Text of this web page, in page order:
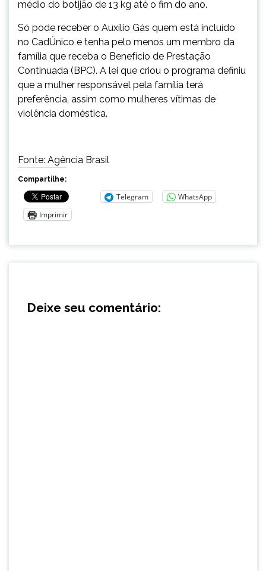
médio do botijão de 13 kg até o fim do ano.
Só pode receber o Auxílio Gás quem está incluído
no CadÚnico e tenha pelo menos um membro da
família que receba o Benefício de Prestação
Continuada (BPC). A lei que criou o programa definiu
que a mulher responsável pela família terá
preferência, assim como mulheres vítimas de
violência doméstica.
Fonte: Agência Brasil
Compartilhe:
Telegram
WhatsApp
Imprimir
Deixe seu comentário: